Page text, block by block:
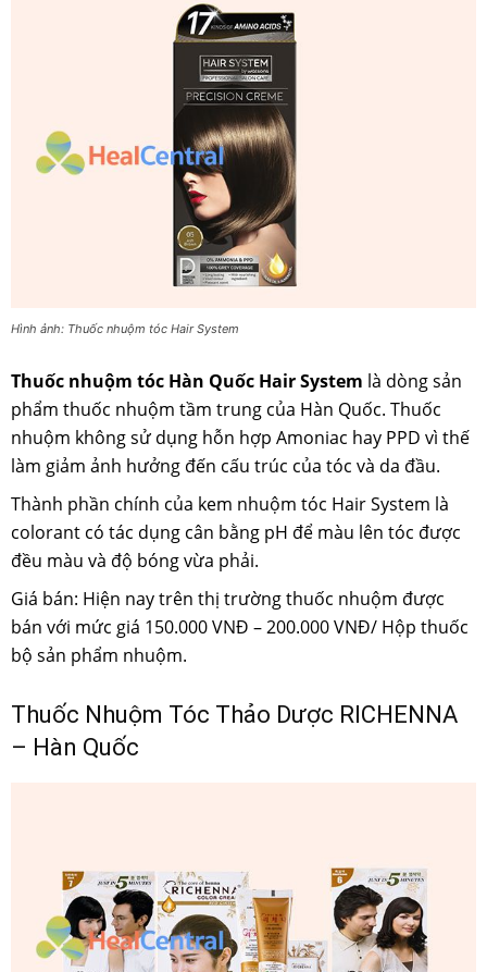
Hình ảnh: Thuốc nhuộm tóc Hair System
Thuốc nhuộm tóc Hàn Quốc Hair System là dòng sản
phẩm thuốc nhuộm tầm trung của Hàn Quốc. Thuốc
nhuộm không sử dụng hỗn hợp Amoniac hay PPD vì thế
làm giảm ảnh hưởng đến cấu trúc của tóc và da đầu.
Thành phần chính của kem nhuộm tóc Hair System là
colorant có tác dụng cân bằng pH để màu lên tóc được
đều màu và độ bóng vừa phải.
Giá bán: Hiện nay trên thị trường thuốc nhuộm được
bán với mức giá 150.000 VNĐ – 200.000 VNĐ/ Hộp thuốc
bộ sản phẩm nhuộm.
Thuốc Nhuộm Tóc Thảo Dược RICHENNA
– Hàn Quốc